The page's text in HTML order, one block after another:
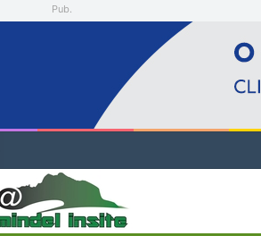
Pub.